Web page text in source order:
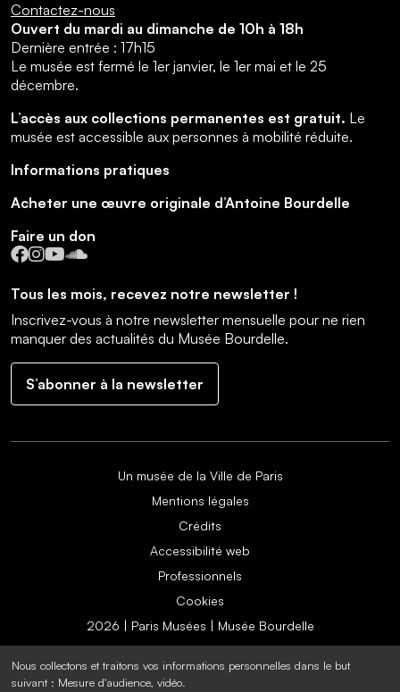
Nous collectons et traitons vos informations personnelles dans le but
suivant : Mesure d'audience, vidéo.
Contactez-nous
Ouvert du mardi au dimanche de 10h à 18h
Dernière entrée : 17h15
Le musée est fermé le 1er janvier, le 1er mai et le 25
décembre.
L’accès aux collections permanentes est gratuit. Le
musée est accessible aux personnes à mobilité réduite.
Informations pratiques
Acheter une œuvre originale d’Antoine Bourdelle
Faire un don
Facebook
Instagram
YouTube
SoundCloud
Tous les mois, recevez notre newsletter !
Inscrivez-vous à notre newsletter mensuelle pour ne rien
manquer des actualités du Musée Bourdelle.
S’abonner à la newsletter
Un musée de la Ville de Paris
Mentions légales
Crédits
Accessibilité web
Professionnels
Cookies
2026 | Paris Musées | Musée Bourdelle